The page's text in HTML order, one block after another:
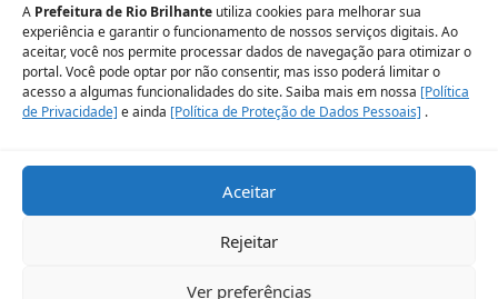
A Prefeitura de Rio Brilhante utiliza cookies para melhorar sua
experiência e garantir o funcionamento de nossos serviços digitais. Ao
aceitar, você nos permite processar dados de navegação para otimizar o
portal. Você pode optar por não consentir, mas isso poderá limitar o
acesso a algumas funcionalidades do site. Saiba mais em nossa [Política
de Privacidade] e ainda [Política de Proteção de Dados Pessoais] .
Aceitar
Rejeitar
Ver preferências
NOSSAS REDES!
Siga para novidades
Sobre a LGPD
Perguntas frequentes
Avalie nosso site